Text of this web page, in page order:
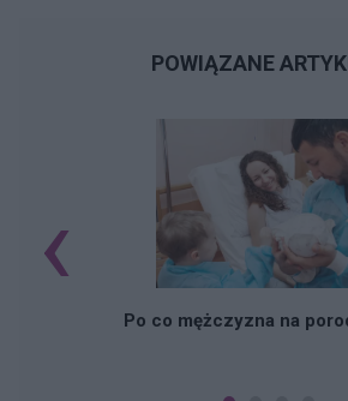
POWIĄZANE
Po co mężczyzna na
‹